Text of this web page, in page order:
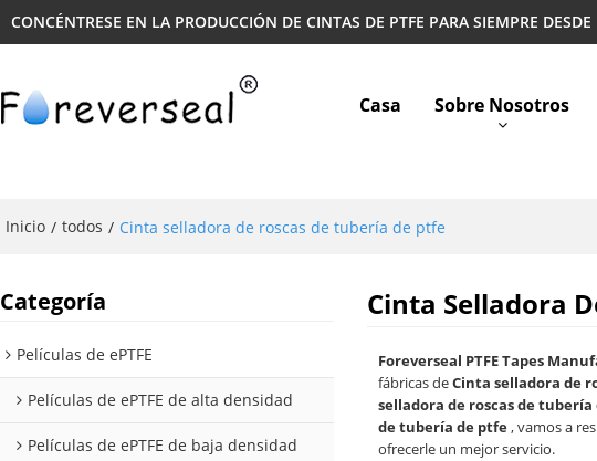
CONCÉNTRESE EN LA PRODUCCIÓN DE CINTAS DE PTFE PARA SIEMPRE
Casa Sobre Nosotros
Inicio / todos / Cinta selladora de roscas de tubería de ptfe
Categoría
Películas de ePTFE
Películas de ePTFE de alta densidad
Películas de ePTFE de baja densidad
Cinta Selladora
Foreverseal PTFE Tapes
fábricas deCinta selladora de
selladora de roscas de
de tubería de ptfe, vamos a
ofrecerle un mejor servicio.